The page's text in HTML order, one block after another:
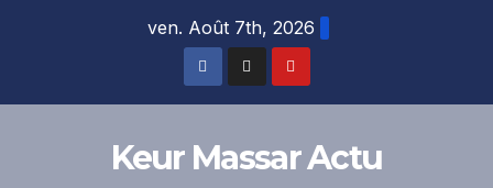
ven. Août 7th, 2026
Keur Massar Actu